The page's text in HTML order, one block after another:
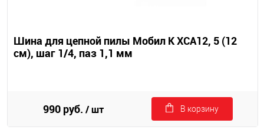
Шина для цепной пилы Мобил К XCA12, 5 (12
см), шаг 1/4, паз 1,1 мм
990 руб. / шт В корзину